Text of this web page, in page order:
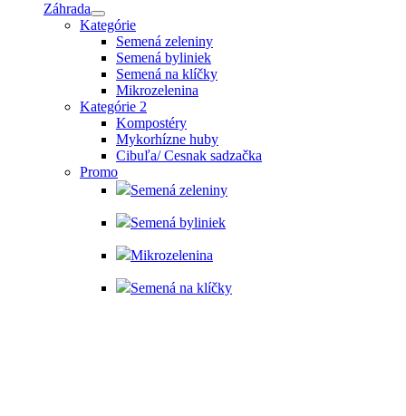
Záhrada
Kategórie
Semená zeleniny
Semená byliniek
Semená na klíčky
Mikrozelenina
Kategórie 2
Kompostéry
Mykorhízne huby
Cibuľa/ Cesnak sadzačka
Promo
Semená zeleniny
Semená byliniek
Mikrozelenina
Semená na klíčky